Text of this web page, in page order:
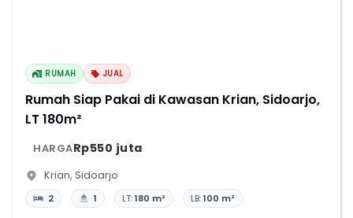
RUMAH JUAL
Rumah Siap Pakai di Kawasan Krian, Sidoarjo,
LT 180m²
HARGARp550 juta
Krian, Sidoarjo
2 1 LT:180 m² LB:100 m²